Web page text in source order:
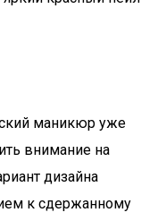
маникюр уже
внимание на
дизайна
к сдержанному